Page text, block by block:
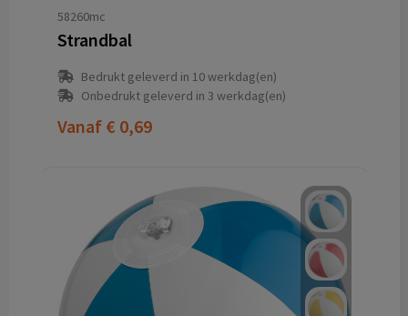
58260mc
Strandbal
Bedrukt geleverd in 10 werkdag(en)
Onbedrukt geleverd in 3 werkdag(en)
Vanaf € 0,69